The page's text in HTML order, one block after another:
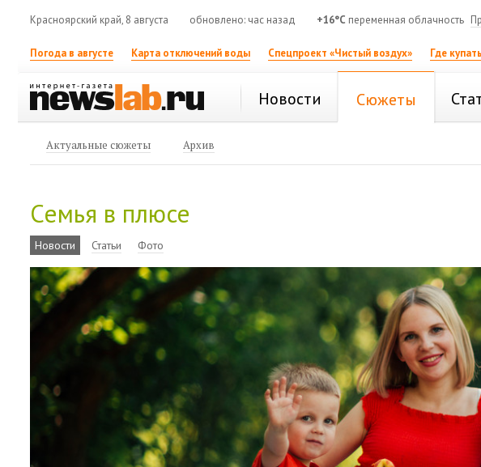
Красноярский край, 8 августа обновлено: час назад +16°C переменная облачность
Погода в августе Карта отключений воды Спецпроект «Чистый воздух» Где
Новости Сюжеты
Актуальные сюжеты Архив
Семья в плюсе
Новости Статьи Фото